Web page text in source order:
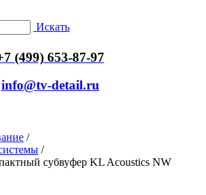
Искать
(499) 653-87-97
info@tv-detail.ru
/
/
субвуфер KL Acoustics NW